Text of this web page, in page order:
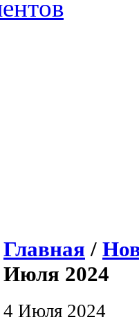
Главная /
Июля 2024
4 Июля 2024